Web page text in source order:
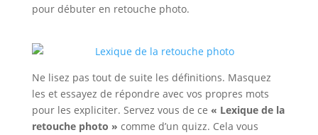
pour débuter en retouche photo.
Ne lisez pas tout de suite les définitions. Masquez
les et essayez de répondre avec vos propres mots
pour les expliciter. Servez vous de ce « Lexique de la
retouche photo » comme d’un quizz. Cela vous